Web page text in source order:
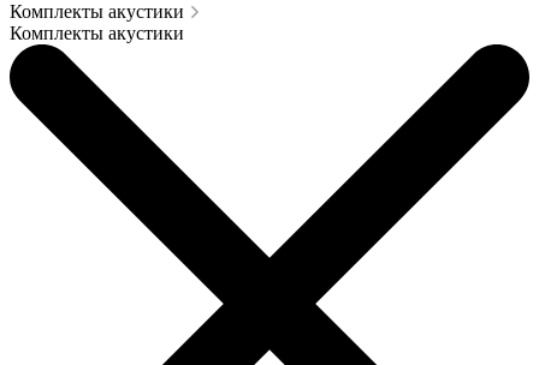
Комплекты акустики
Комплекты акустики